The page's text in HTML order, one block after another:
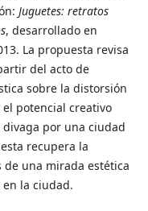
Juguetes: retratos
, desarrollado en
La propuesta revisa
del acto de
sobre la distorsión
potencial creativo
por una ciudad
recupera la
una mirada estética
la ciudad.